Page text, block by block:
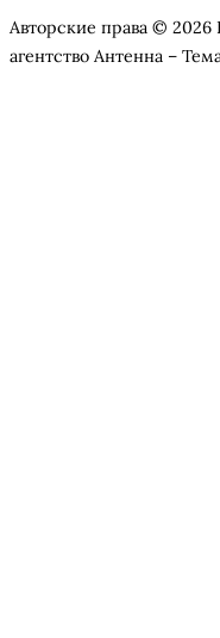
Авторские права ©
агентство Антенна –